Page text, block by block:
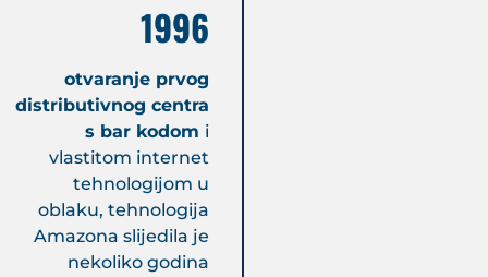
1996
otvaranje prvog
distributivnog centra
s bar kodom i
vlastitom internet
tehnologijom u
oblaku, tehnologija
Amazona slijedila je
nekoliko godina